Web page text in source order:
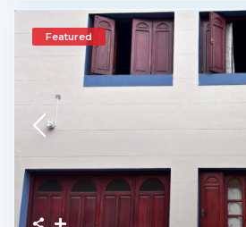
Featured